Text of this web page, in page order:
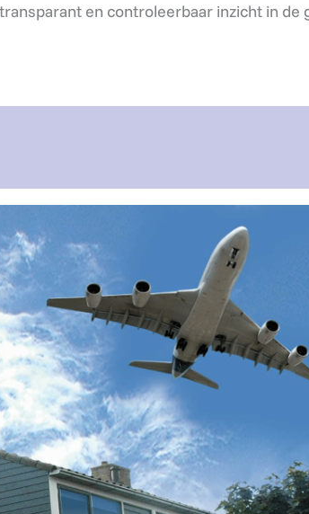
en controleerbaar inzicht in de